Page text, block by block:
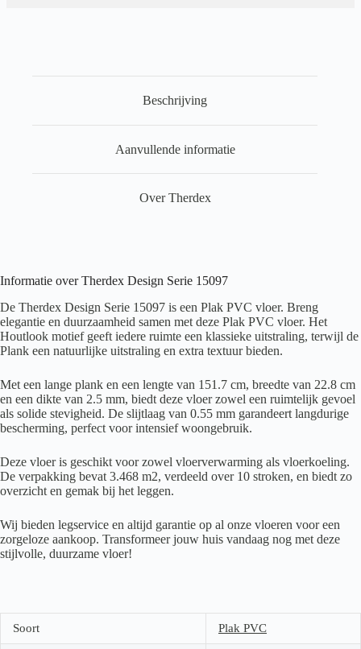
Beschrijving
Aanvullende informatie
Over Therdex
Informatie over Therdex Design Serie 15097
De Therdex Design Serie 15097 is een Plak PVC vloer. Breng
elegantie en duurzaamheid samen met deze Plak PVC vloer. Het
Houtlook motief geeft iedere ruimte een klassieke uitstraling, terwijl de
Plank een natuurlijke uitstraling en extra textuur bieden.
Met een lange plank en een lengte van 151.7 cm, breedte van 22.8 cm
en een dikte van 2.5 mm, biedt deze vloer zowel een ruimtelijk gevoel
als solide stevigheid. De slijtlaag van 0.55 mm garandeert langdurige
bescherming, perfect voor intensief woongebruik.
Deze vloer is geschikt voor zowel vloerverwarming als vloerkoeling.
De verpakking bevat 3.468 m2, verdeeld over 10 stroken, en biedt zo
overzicht en gemak bij het leggen.
Wij bieden legservice en altijd garantie op al onze vloeren voor een
zorgeloze aankoop. Transformeer jouw huis vandaag nog met deze
stijlvolle, duurzame vloer!
Soort Plak PVC